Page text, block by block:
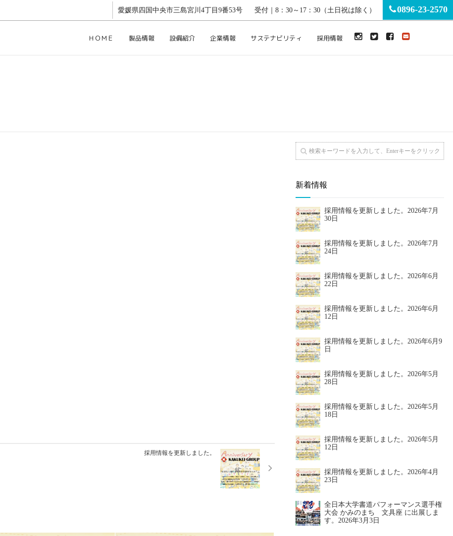
愛媛県四国中央市三島宮川4丁目9番53号 受付｜8：30～17：30（土日祝は除く） 0896-23-2570
ＨＯＭＥ 製品情報 設備紹介 企業情報 サステナビリティ 採用情報
採用情報を更新しました。
新着情報
採用情報を更新しました。 2026年7月
30日
採用情報を更新しました。 2026年7月
24日
採用情報を更新しました。 2026年6月
22日
採用情報を更新しました。 2026年6月
12日
採用情報を更新しました。 2026年6月9
日
採用情報を更新しました。 2026年5月
28日
採用情報を更新しました。 2026年5月
18日
採用情報を更新しました。 2026年5月
12日
採用情報を更新しました。 2026年4月
23日
全日本大学書道パフォーマンス選手権
大会 かみのまち 文具座 に出展しま
す。 2026年3月3日